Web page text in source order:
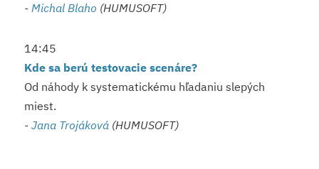
-Michal Blaho (HUMUSOFT)
14:45
Kde sa berú testovacie scenáre?
Od náhody k systematickému hľadaniu slepých
miest.
-Jana Trojáková (HUMUSOFT)